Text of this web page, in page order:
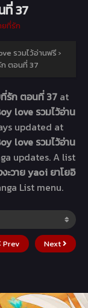
37
ที่รัก
รวมไว้อ่านฟรี ›
ตอนที่ 37
รัก ตอนที่ 37 at
love รวมไว้อ่าน
updated at
love รวมไว้อ่าน
updates. A list
ะวาย yaoi ยาโยอิ
List menu.
Prev Next